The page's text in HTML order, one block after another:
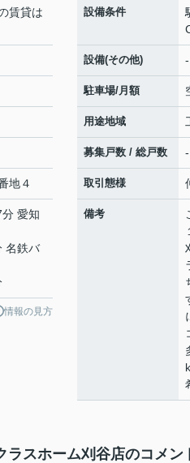
賃貸は
地４
分 愛知
名鉄バ
情報の見方
設備条件
設備(その他) -
駐車場/月額
用途地域
募集戸数 / 総戸数
取引態様
備考
ホーム刈谷店のコメン